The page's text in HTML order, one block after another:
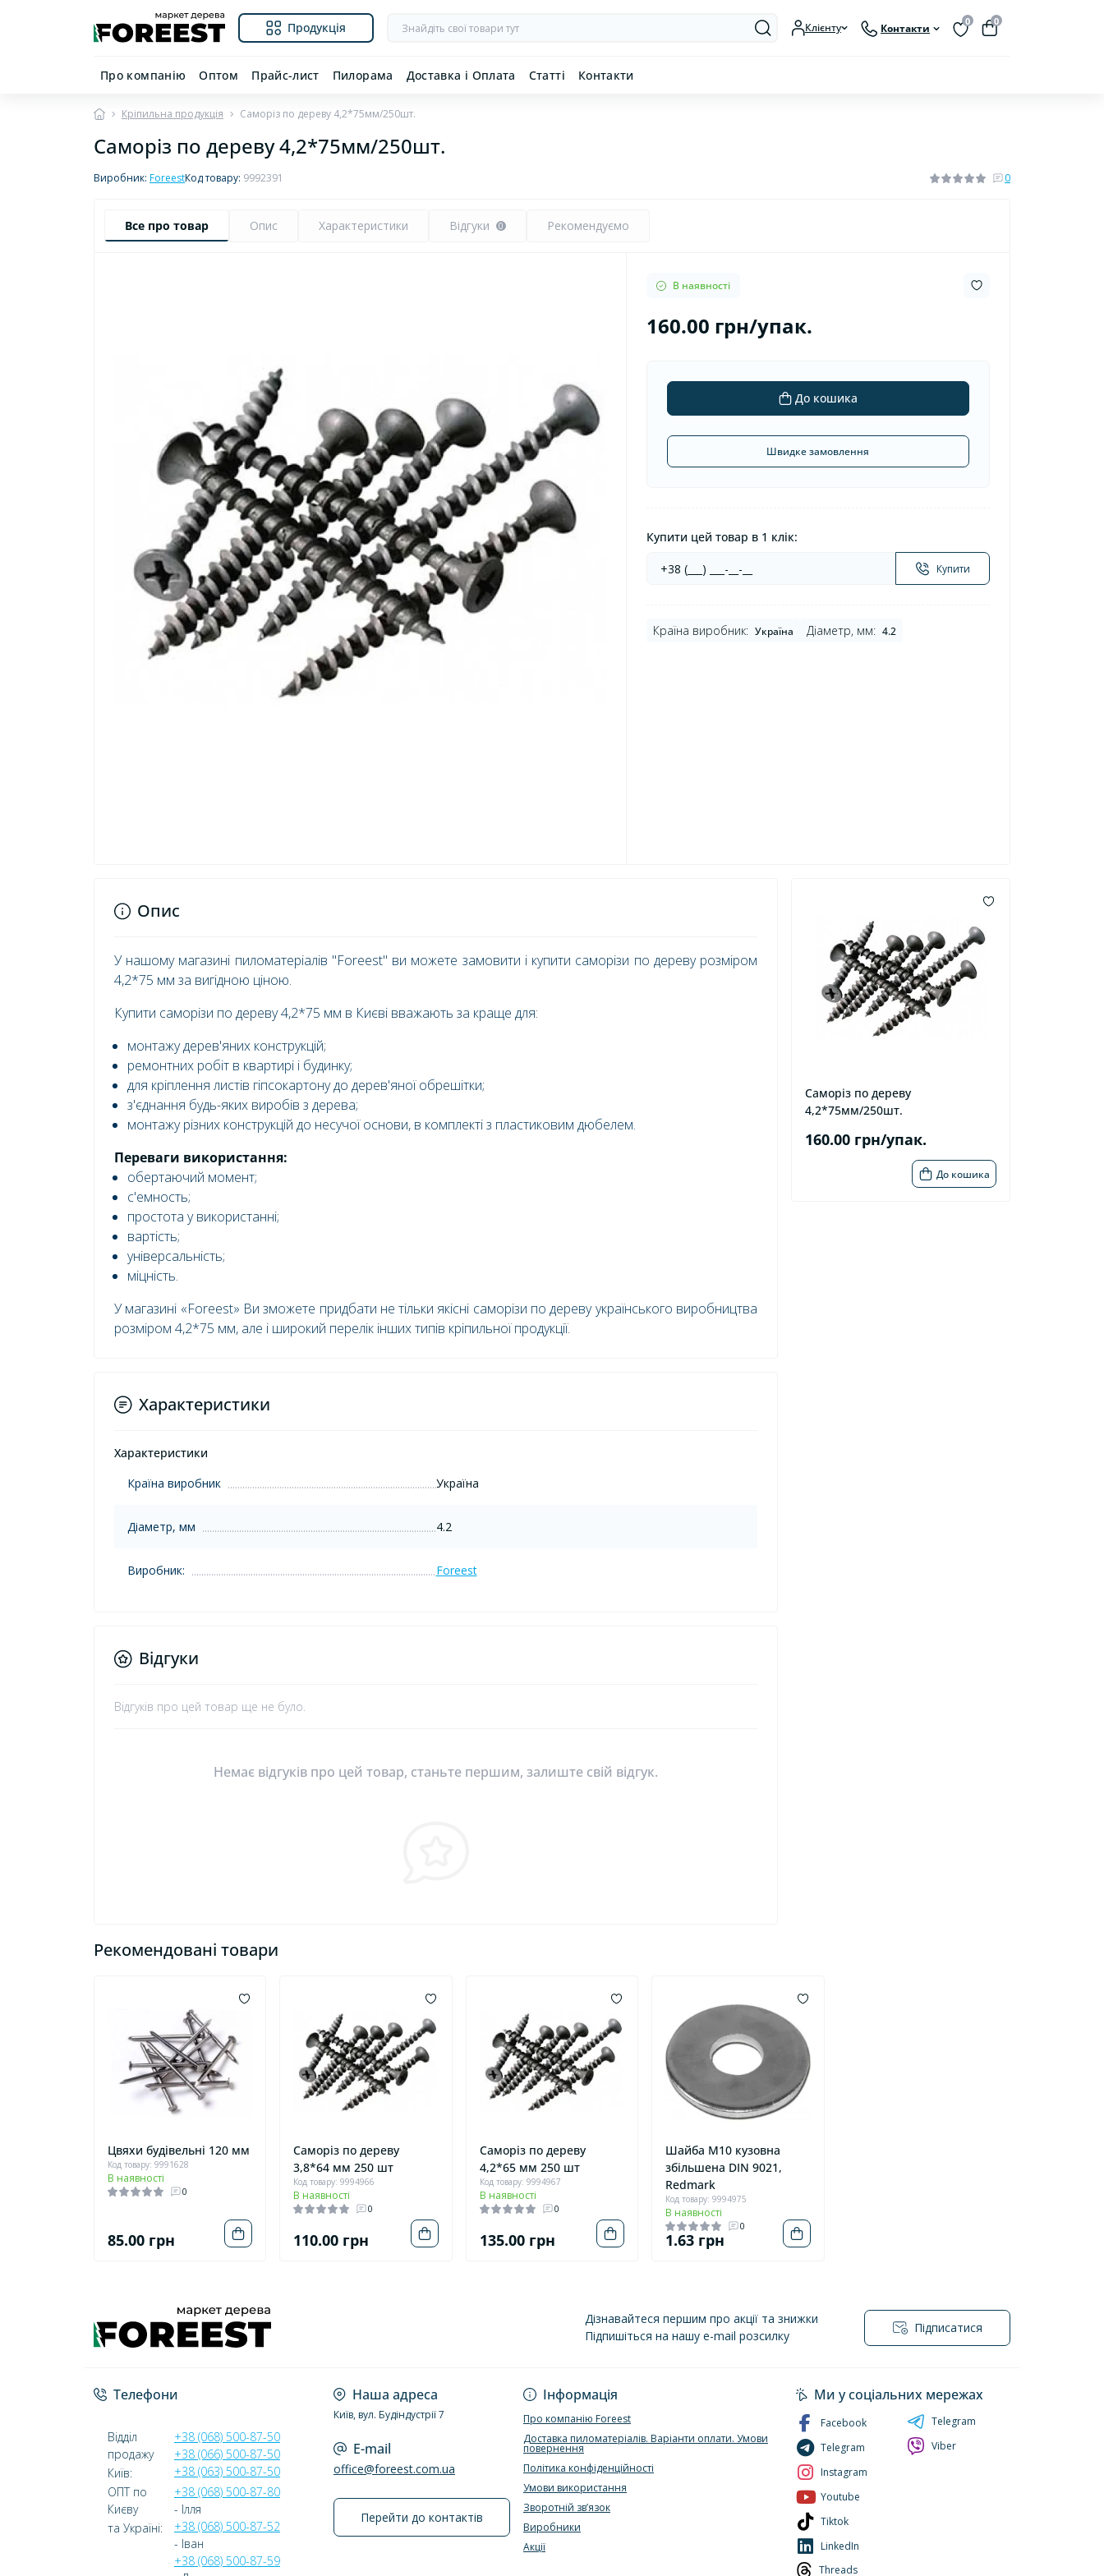
Продукція Клієнту Контакти
0 0
Про компанію Оптом Прайс-лист Пилорама Доставка і Оплата Статті Контакти
Кріпильна продукція Саморіз по дереву 4,2*75мм/250шт.
Саморіз по дереву 4,2*75мм/250шт.
Виробник: ForeestКод товару: 9992391 0
Все про товар Опис Характеристики Відгуки 0 Рекомендуємо
В наявності
160.00 грн/упак.
До кошика
Швидке замовлення
Купити цей товар в 1 клік:
Купити
Країна виробник: Україна Діаметр, мм: 4.2
Саморіз по дереву
4,2*75мм/250шт.
160.00 грн/упак.
До кошика
Опис
У нашому магазині пиломатеріалів "Foreest" ви можете замовити і купити саморізи по дереву розміром
4,2*75 мм за вигідною ціною.
Купити саморізи по дереву 4,2*75 мм в Києві вважають за краще для:
монтажу дерев'яних конструкцій;
ремонтних робіт в квартирі і будинку;
для кріплення листів гіпсокартону до дерев'яної обрешітки;
з'єднання будь-яких виробів з дерева;
монтажу різних конструкцій до несучої основи, в комплекті з пластиковим дюбелем.
Переваги використання:
обертаючий момент;
с'емность;
простота у використанні;
вартість;
універсальність;
міцність.
У магазині «Foreest» Ви зможете придбати не тільки якісні саморізи по дереву українського виробництва
розміром 4,2*75 мм, але і широкий перелік інших типів кріпильної продукції.
Характеристики
Характеристики
Країна виробник
Україна
Діаметр, мм 4.2
Виробник: Foreest
Відгуки
Відгуків про цей товар ще не було.
Немає відгуків про цей товар, станьте першим, залиште свій відгук.
Рекомендовані товари
Цвяхи будівельні 120 мм
Код товару: 9991628
В наявності
0
85.00 грн
Саморіз по дереву
3,8*64 мм 250 шт
Код товару: 9994966
В наявності
0
110.00 грн
Саморіз по дереву
4,2*65 мм 250 шт
Код товару: 9994967
В наявності
0
135.00 грн
Шайба М10 кузовна
збільшена DIN 9021,
Redmark
Код товару: 9994975
В наявності
0
1.63 грн
Дізнавайтеся першим про акції та знижки
Підпишіться на нашу e-mail розсилку
Підписатися
Телефони
Відділ
продажу
Київ:
+38 (068) 500-87-50
+38 (066) 500-87-50
+38 (063) 500-87-50
ОПТ по
Києву
та Україні:
+38 (068) 500-87-80
- Ілля
+38 (068) 500-87-52
- Іван
+38 (068) 500-87-59
Наша адреса
Київ, вул. Будіндустрії 7
E-mail
office@foreest.com.ua
Перейти до контактів
Інформація
Про компанію Foreest
Доставка пиломатеріалів. Варіанти оплати. Умови
повернення
Політика конфіденційності
Умови використання
Зворотній зв’язок
Виробники
Акції
Ми у соціальних мережах
Facebook
Telegram
Instagram
Youtube
Tiktok
LinkedIn
Threads
Telegram
Viber